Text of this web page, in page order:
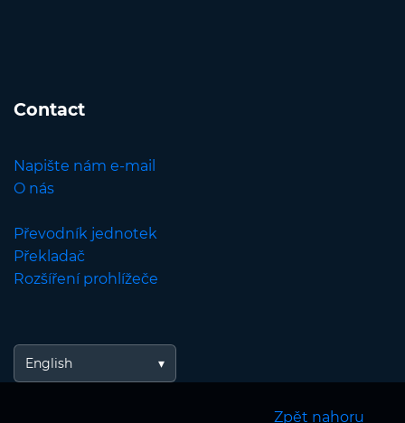
Contact
Napište nám e-mail
O nás
Převodník jednotek
Překladač
Rozšíření prohlížeče
English
Zpět nahoru